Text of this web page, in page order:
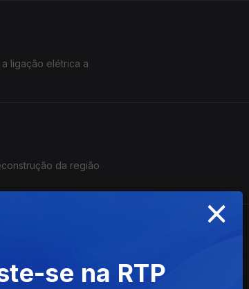
ligação elétrica a
da região
o sistema não é solução e
×
se na RTP